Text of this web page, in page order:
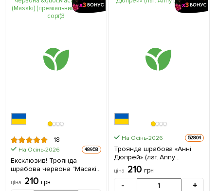
18
На Осінь-2026 48958
Ексклюзив! Троянда
шрабова червона "Масакі"
(Masaki) (преміальний
чудовий сорт) 1 шт в
ціна 210 грн
На Осінь-2026 52804
Троянда шрабова «Анні
Дюпрей» (лат. Anny
ціна 210 грн
- +